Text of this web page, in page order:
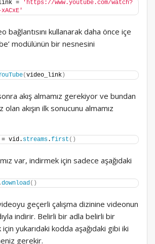
=
'https://www.youtube.com/watch?
bağlantısını kullanarak daha önce içe
modülünün bir nesnesini
(video_link)
akış almamız gerekiyor ve bundan
akışın ilk sonucunu almamız
= vid. streams.first ()
var, indirmek için sadece aşağıdaki
download ()
geçerli çalışma dizinine videonun
indirir. Belirli bir adla belirli bir
yukarıdaki kodda aşağıdaki gibi iki
gerekir.